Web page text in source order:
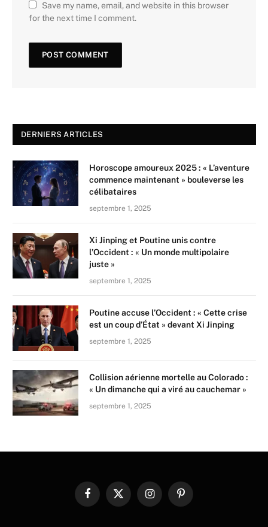
Save my name, email, and website in this browser
for the next time I comment.
DERNIERS ARTICLES
Horoscope amoureux 2025 : « L’aventure
commence maintenant » bouleverse les
célibataires
septembre 1, 2025
Xi Jinping et Poutine unis contre
l’Occident : « Un monde multipolaire
juste »
septembre 1, 2025
Poutine accuse l’Occident : « Cette crise
est un coup d’État » devant Xi Jinping
septembre 1, 2025
Collision aérienne mortelle au Colorado :
« Un dimanche qui a viré au cauchemar »
septembre 1, 2025
FacebookX
InstagramPinterest